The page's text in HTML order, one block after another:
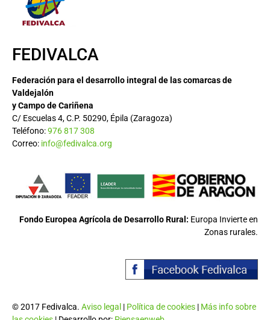
FEDIVALCA
Federación para el desarrollo integral de las comarcas de
Valdejalón
y Campo de Cariñena
C/ Escuelas 4, C.P. 50290, Épila (Zaragoza)
Teléfono:976 817 308
Correo: info@fedivalca.org
Fondo Europea Agrícola de Desarrollo Rural: Europa Invierte en
Zonas rurales.
© 2017 Fedivalca. Aviso legal | Política de cookies | Más info sobre